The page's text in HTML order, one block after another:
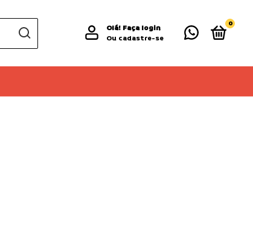
Olá! Faça login
Ou cadastre-se
0